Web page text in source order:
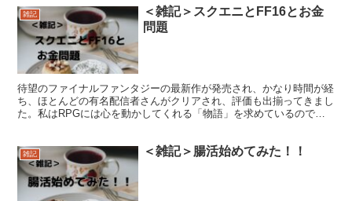
雑記
＜雑記＞スクエニとFF16とお金
問題
待望のファイナルファンタジーの最新作が発売され、かなり時間が経
ち、ほとんどの有名配信者さんがクリアされ、評価も出揃ってきまし
た。私はRPGには心を動かしてくれる「物語」を求めているので、
雑記 ＜雑記＞腸活始めてみた！！